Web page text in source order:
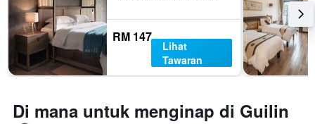
RM 147
Lihat
Tawaran
Di mana untuk menginap di Guilin